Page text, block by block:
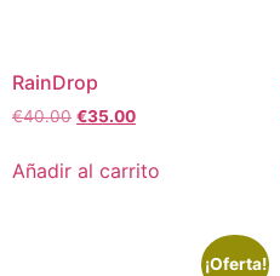
RainDrop
€40.00 €35.00
Añadir al carrito
¡Oferta!